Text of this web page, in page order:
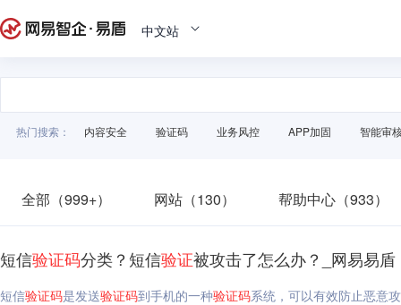
中文站
热门搜索： 内容安全 验证码 业务风控 APP加固 智能审
全部（999+） 网站（130） 帮助中心（933）
短信验证码分类？短信验证被攻击了怎么办？_网易易盾
短信验证码是发送验证码到手机的一种验证码系统，可以有效防止恶意